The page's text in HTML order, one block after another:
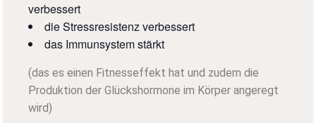
verbessert
die Stressresistenz verbessert
das Immunsystem stärkt
(das es einen Fitnesseffekt hat und zudem die
Produktion der Glückshormone im Körper angeregt
wird)